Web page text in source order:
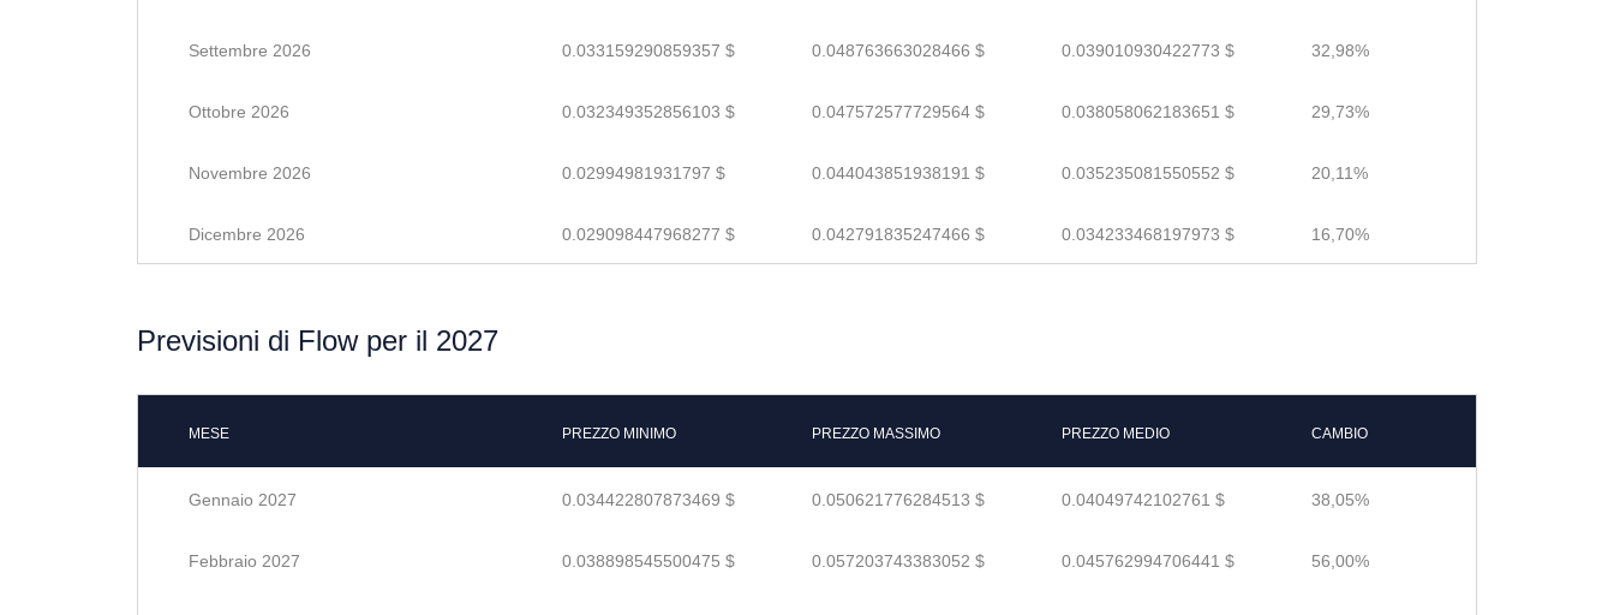
Settembre 2026 0.033159290859357 $ 0.048763663028466 $ 0.039010930422773 $ 32,98%
Ottobre 2026 0.032349352856103 $ 0.047572577729564 $ 0.038058062183651 $ 29,73%
Novembre 2026 0.02994981931797 $ 0.044043851938191 $ 0.035235081550552 $ 20,11%
Dicembre 2026 0.029098447968277 $ 0.042791835247466 $ 0.034233468197973 $ 16,70%
Previsioni di Flow per il 2027
MESE PREZZO MINIMO PREZZO MASSIMO PREZZO MEDIO CAMBIO
Gennaio 2027 0.034422807873469 $ 0.050621776284513 $ 0.04049742102761 $ 38,05%
Febbraio 2027 0.038898545500475 $ 0.057203743383052 $ 0.045762994706441 $ 56,00%